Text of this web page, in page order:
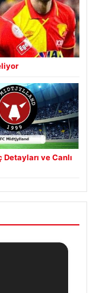
ve Canlı